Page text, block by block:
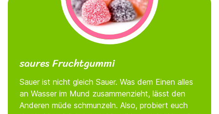
saures Fruchtgummi
Sauer ist nicht gleich Sauer. Was dem Einen alles
an Wasser im Mund zusammenzieht, lässt den
Anderen müde schmunzeln. Also, probiert euch